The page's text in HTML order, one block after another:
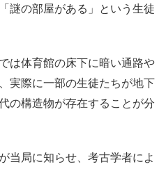
謎の部屋がある」という生徒
は体育館の床下に暗い通路や
実際に一部の生徒たちが地下
の構造物が存在することが分
当局に知らせ、考古学者によ